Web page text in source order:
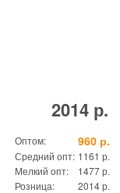
2014 р.
Оптом: 960 р.
Средний опт: 1161 р.
Мелкий опт:
1477 р.
Розница:
2014 р.